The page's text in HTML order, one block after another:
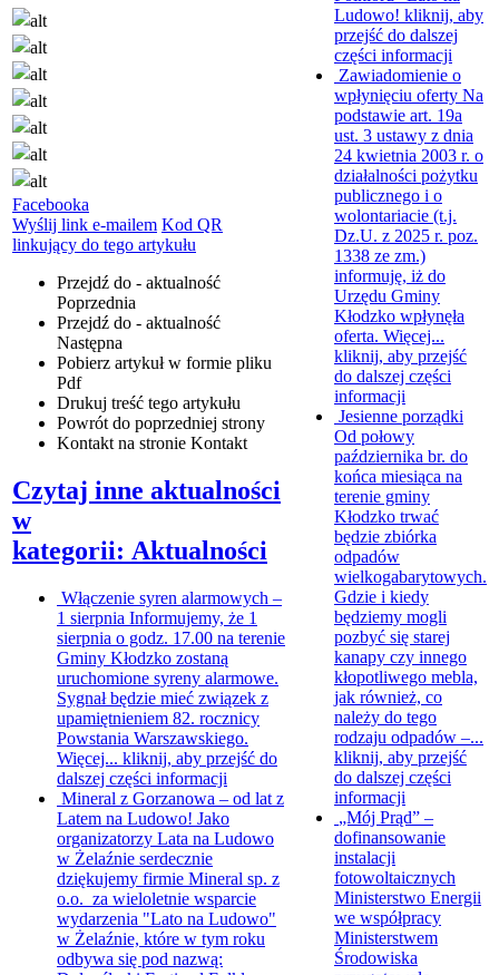
Facebooka
Wyślij link e-mailem Kod QR
linkujący do tego artykułu
Przejdź do - aktualność
Poprzednia
Przejdź do - aktualność
Następna
Pobierz artykuł w formie pliku
Pdf
Drukuj treść tego artykułu
Powrót do poprzedniej strony
Kontakt na stronie Kontakt
Czytaj inne aktualności
w
kategorii: Aktualności
Włączenie syren alarmowych –
1 sierpnia Informujemy, że 1
sierpnia o godz. 17.00 na terenie
Gminy Kłodzko zostaną
uruchomione syreny alarmowe.
Sygnał będzie mieć związek z
upamiętnieniem 82. rocznicy
Powstania Warszawskiego.
Więcej... kliknij, aby przejść do
dalszej części informacji
Mineral z Gorzanowa – od lat z
Latem na Ludowo! Jako
organizatorzy Lata na Ludowo
w Żelaźnie serdecznie
dziękujemy firmie Mineral sp. z
o.o. za wieloletnie wsparcie
wydarzenia "Lato na Ludowo"
w Żelaźnie, które w tym roku
odbywa się pod nazwą:
Ludowo! kliknij, aby
przejść do dalszej
części informacji
Zawiadomienie o
wpłynięciu oferty Na
podstawie art. 19a
ust. 3 ustawy z dnia
24 kwietnia 2003 r. o
działalności pożytku
publicznego i o
wolontariacie (t.j.
Dz.U. z 2025 r. poz.
1338 ze zm.)
informuję, iż do
Urzędu Gminy
Kłodzko wpłynęła
oferta. Więcej...
kliknij, aby przejść
do dalszej części
informacji
Jesienne porządki
Od połowy
października br. do
końca miesiąca na
terenie gminy
Kłodzko trwać
będzie zbiórka
odpadów
wielkogabarytowych.
Gdzie i kiedy
będziemy mogli
pozbyć się starej
kanapy czy innego
kłopotliwego mebla,
jak również, co
należy do tego
rodzaju odpadów –...
kliknij, aby przejść
do dalszej części
informacji
„Mój Prąd” –
dofinansowanie
instalacji
fotowoltaicznych
Ministerstwo Energii
we współpracy
Ministerstwem
Środowiska